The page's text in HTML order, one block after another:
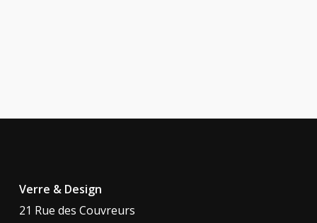
Verre & Design
21 Rue des Couvreurs